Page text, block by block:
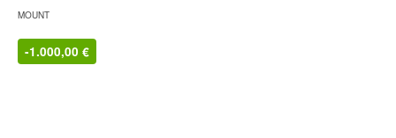
MOUNT
-1.000,00 €